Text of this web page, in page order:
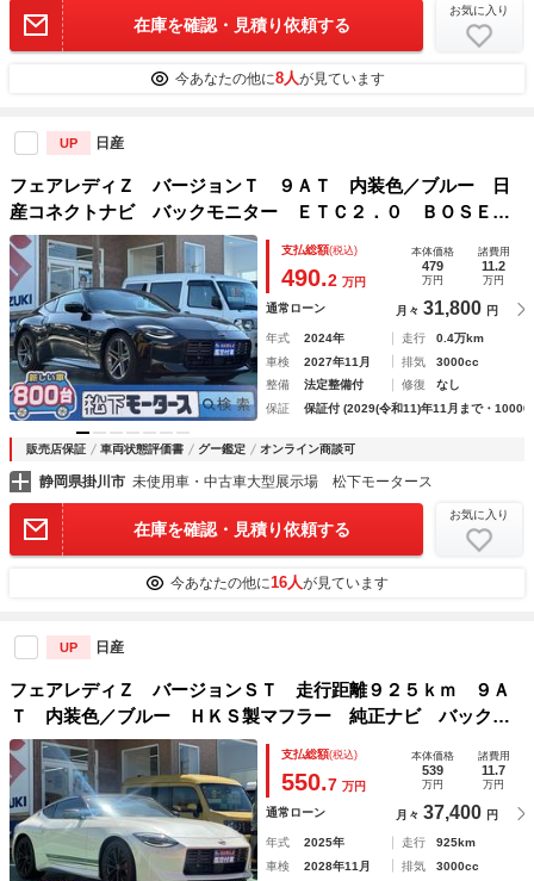
在庫を確認・見積り依頼する
お気に入り
今あなたの他に8人が見ています
UP 日産
フェアレディＺ バージョンＴ ９ＡＴ 内装色／ブルー 日
産コネクトナビ バックモニター ＥＴＣ２．０ ＢＯＳＥサ
ウンドシステム 本革巻ステアリング パドルシフト 運転
席・助手席シートヒーター パワーシート ３連サブメーター
支払総額(税込)
490.2 万円
本体価格
479
万円
諸費用
11.2
万円
通常ローン 月々 31,800 円
年式 2024年 走行
0.4万km
車検
2027年11月 排気
3000cc
整備
法定整備付 修復
なし
保証
保証付 (2029(令和11)年11月まで・
販売店保証 車両状態評価書 グー鑑定 オンライン商談可
静岡県掛川市 未使用車・中古車大型展示場 松下モータース
在庫を確認・見積り依頼する
お気に入り
今あなたの他に16人が見ています
UP 日産
フェアレディＺ バージョンＳＴ 走行距離９２５ｋｍ ９Ａ
Ｔ 内装色／ブルー ＨＫＳ製マフラー 純正ナビ バックモ
ニター ＥＴＣ ＬＥＤヘッドランプ ＢＯＳＥサウンド レ
イズ製鍛造ＡＷ ３連サブメーター パワーシート シートヒ
ーター
支払総額(税込)
550.7 万円
本体価格
539
万円
諸費用
11.7
万円
通常ローン 月々 37,400 円
年式 2025年 走行
925km
車検
2028年11月 排気
3000cc